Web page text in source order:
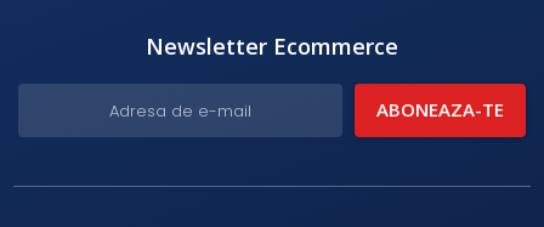
Newsletter Ecommerce